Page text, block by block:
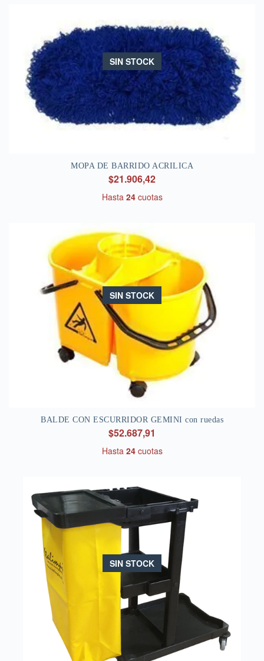
SIN STOCK
MOPA DE BARRIDO ACRILICA
$21.906,42
Hasta 24cuotas
SIN STOCK
BALDE CON ESCURRIDOR GEMINI con ruedas
$52.687,91
Hasta 24cuotas
SIN STOCK